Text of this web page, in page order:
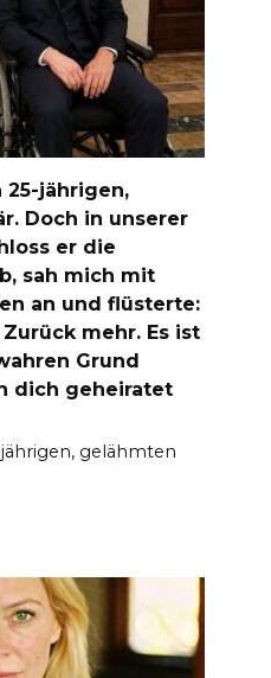
jährigen,
Doch in unserer
er die
sah mich mit
an und flüsterte:
mehr. Es ist
Grund
dich geheiratet
gelähmten